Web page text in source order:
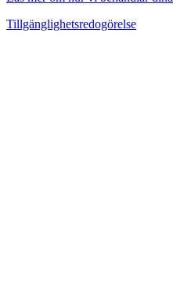
Tillgänglighetsredogörelse